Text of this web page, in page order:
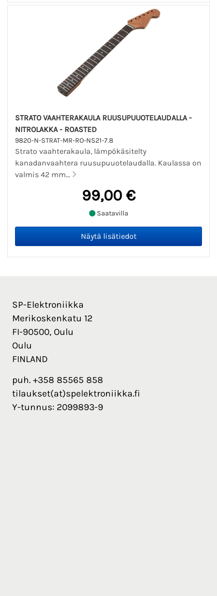
STRATO VAAHTERAKAULA RUUSUPUUOTELAUDALLA -
NITROLAKKA - ROASTED
9820-N-STRAT-MR-RO-NS21-7.8
Strato vaahterakaula, lämpökäsitelty
kanadanvaahtera ruusupuuotelaudalla. Kaulassa on
valmis 42 mm...
99,00 €
Saatavilla
SP-Elektroniikka
Merikoskenkatu 12
FI-90500, Oulu
Oulu
FINLAND
puh. +358 85565 858
tilaukset(at)spelektroniikka.fi
Y-tunnus: 2099893-9